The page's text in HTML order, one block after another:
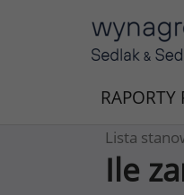
RAPORTY
Lista
Ile